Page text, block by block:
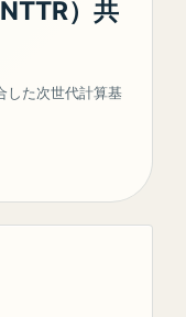
NTTR）共
した次世代計算基